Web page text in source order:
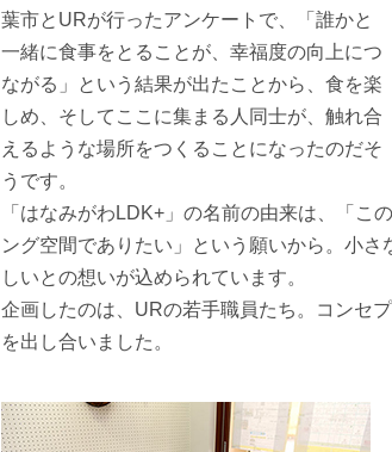
葉市とURが行ったアンケートで、「誰かと
一緒に食事をとることが、幸福度の向上につ
ながる」という結果が出たことから、食を楽
しめ、そしてここに集まる人同士が、触れ合
えるような場所をつくることになったのだそ
うです。
「はなみがわLDK+」の名前の由来は、「こ
ング空間でありたい」という願いから。小
しいとの想いが込められています。
企画したのは、URの若手職員たち。コンセ
を出し合いました。